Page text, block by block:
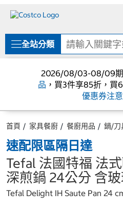
單
全站分類
2026/08/03-08/09
品 ，買3件享85折，買
優惠券注
首頁 家具餐廚 餐廚用品 鍋/刀
速配限區隔日達
Tefal 法國特福 法
深煎鍋 24公分 含
Tefal Delight IH Saute Pan 24